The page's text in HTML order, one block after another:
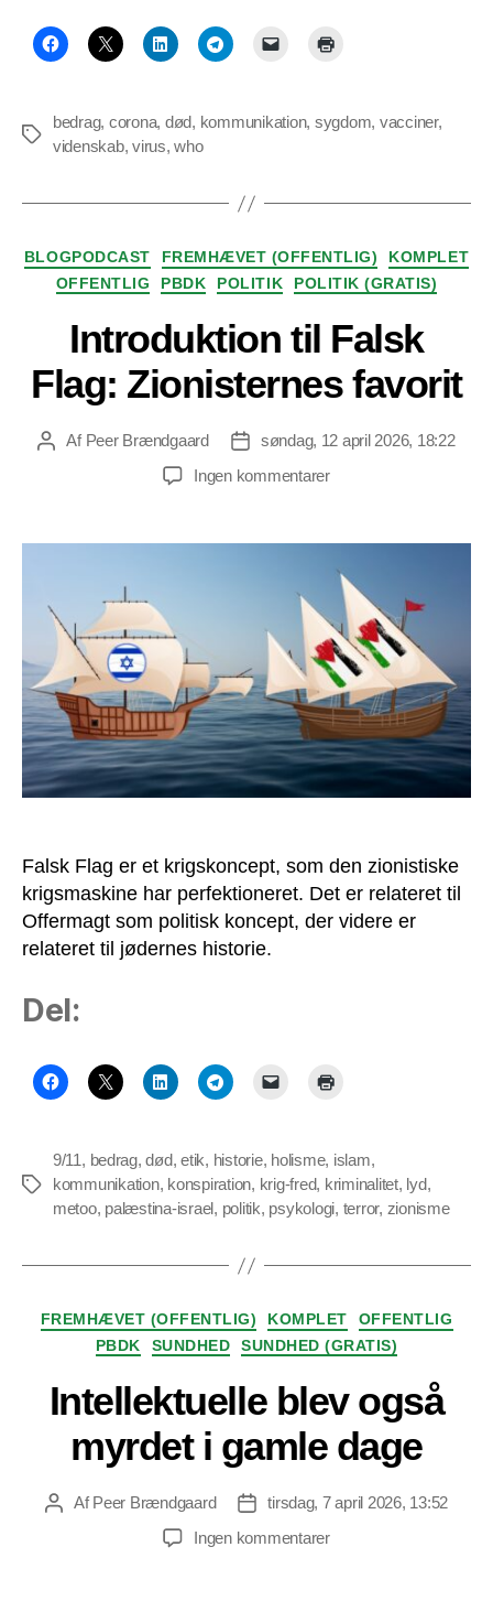
Tags
bedrag, corona, død, kommunikation, sygdom, vacciner,
videnskab,virus,who
Kategorier
BLOGPODCAST FREMHÆVET (OFFENTLIG)
KOMPLET
OFFENTLIG
PBDK POLITIK POLITIK (GRATIS)
Introduktion til Falsk
Flag: Zionisternes favorit
Indlægsforfatter
Af Peer Brændgaard Indlægsdato
søndag, 12 april 2026, 18:22
Ingen kommentarertil
Falsk
Flag:
Zionisternes
favorit
Falsk Flag er et krigskoncept, som den zionistiske
krigsmaskine har perfektioneret. Det er relateret til
Offermagt som politisk koncept, der videre er
relateret til jødernes historie.
Del:
Tags
9/11, bedrag,død,etik, historie, holisme, islam,
kommunikation, konspiration, krig-fred, kriminalitet, lyd,
metoo, palæstina-israel, politik, psykologi, terror, zionisme
Kategorier
FREMHÆVET (OFFENTLIG) KOMPLET
OFFENTLIG
PBDK
SUNDHED SUNDHED (GRATIS)
Intellektuelle blev også
myrdet i gamle dage
Indlægsforfatter
AfPeer Brændgaard Indlægsdato
tirsdag, 7 april 2026, 13:52
Ingen kommentarertil